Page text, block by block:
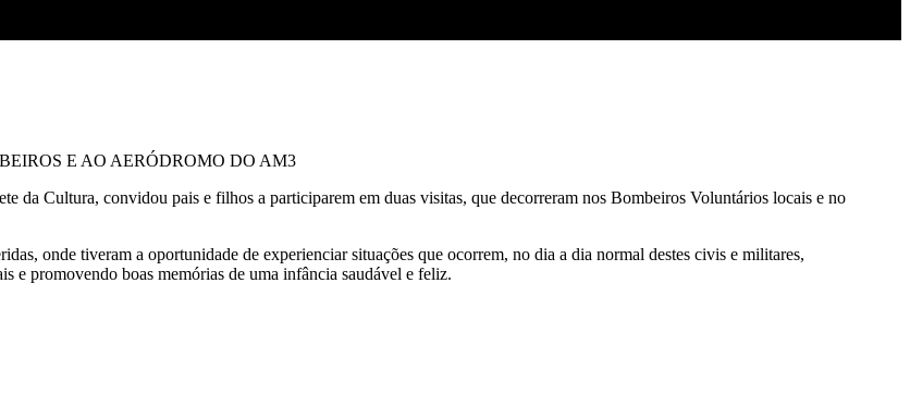
E AO AERÓDROMO DO AM3
da Cultura, convidou pais e filhos a participarem em duas visitas, que decorreram nos Bombeiros Voluntários locais e no
onde tiveram a oportunidade de experienciar situações que ocorrem, no dia a dia normal destes civis e militares,
e promovendo boas memórias de uma infância saudável e feliz.